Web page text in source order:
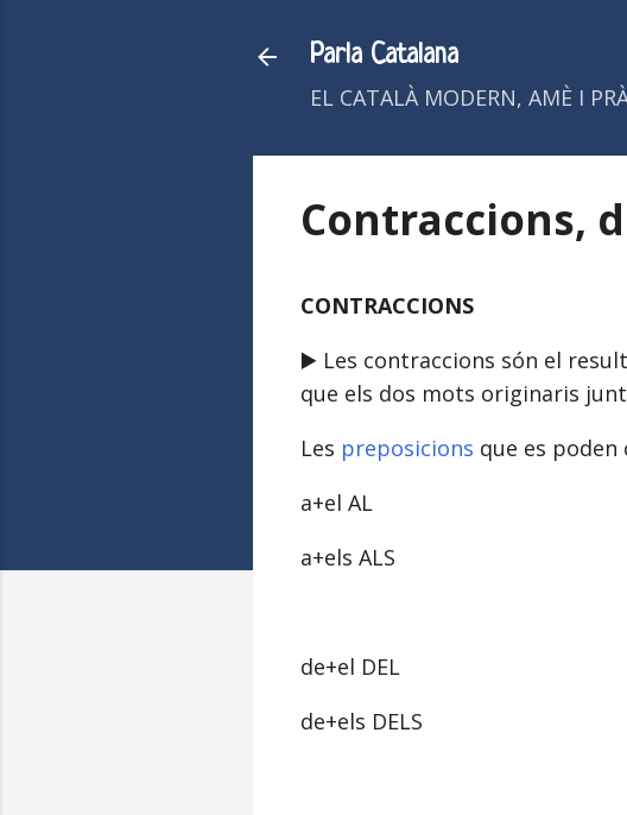
Parla Catalana
EL CATALÀ MODERN, AMÈ I
Contraccions,
CONTRACCIONS
▶️ Les contraccions són el
que els dos mots originaris
Les preposicions que es
a+el AL
a+els ALS
de+el DEL
de+els DELS